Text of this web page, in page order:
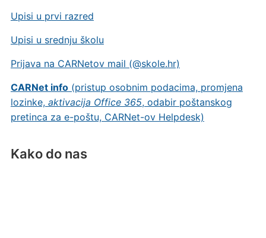
Upisi u prvi razred
Upisi u srednju školu
Prijava na CARNetov mail (@skole.hr)
CARNet info(pristup osobnim podacima, promjena
lozinke, aktivacija Office 365, odabir poštanskog
pretinca za e-poštu, CARNet-ov Helpdesk)
Kako do nas